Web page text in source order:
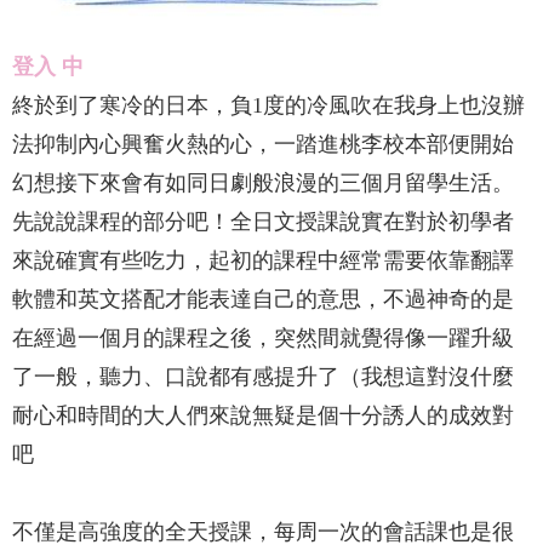
登入 中
終於到了寒冷的日本，負1度的冷風吹在我身上也沒辦
法抑制內心興奮火熱的心，一踏進桃李校本部便開始
幻想接下來會有如同日劇般浪漫的三個月留學生活。
先說說課程的部分吧！全日文授課說實在對於初學者
來說確實有些吃力，起初的課程中經常需要依靠翻譯
軟體和英文搭配才能表達自己的意思，不過神奇的是
在經過一個月的課程之後，突然間就覺得像一躍升級
了一般，聽力、口說都有感提升了（我想這對沒什麼
耐心和時間的大人們來說無疑是個十分誘人的成效對
吧
不僅是高強度的全天授課，每周一次的會話課也是很